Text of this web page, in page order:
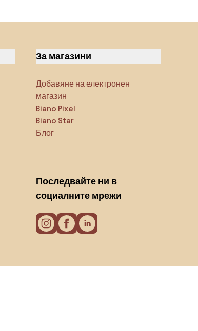
За магазини
Добавяне на електронен
магазин
Biano Pixel
Biano Star
Блог
Последвайте ни в
социалните мрежи